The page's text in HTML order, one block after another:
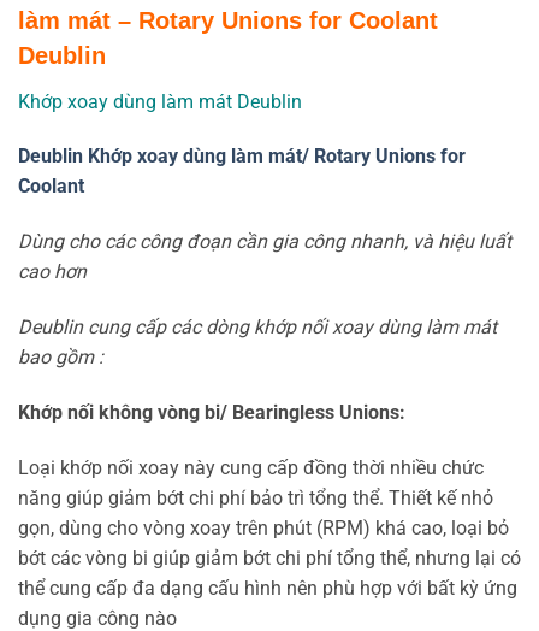
làm mát – Rotary Unions for Coolant
Deublin
Khớp xoay dùng làm mát Deublin
Deublin Khớp xoay dùng làm mát/ Rotary Unions for
Coolant
Dùng cho các công đoạn cần gia công nhanh, và hiệu luất
cao hơn
Deublin cung cấp các dòng khớp nối xoay dùng làm mát
bao gồm :
Khớp nối không vòng bi/ Bearingless Unions:
Loại khớp nối xoay này cung cấp đồng thời nhiều chức
năng giúp giảm bớt chi phí bảo trì tổng thể. Thiết kế nhỏ
gọn, dùng cho vòng xoay trên phút (RPM) khá cao, loại bỏ
bớt các vòng bi giúp giảm bớt chi phí tổng thể, nhưng lại có
thể cung cấp đa dạng cấu hình nên phù hợp với bất kỳ ứng
dụng gia công nào